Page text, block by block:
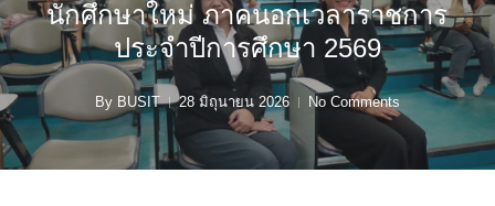
นักศึกษาใหม่ ภาคนอกเวลาราชการ
ประจำปีการศึกษา 2569
By BUSIT 28 มิถุนายน 2026 No Comments